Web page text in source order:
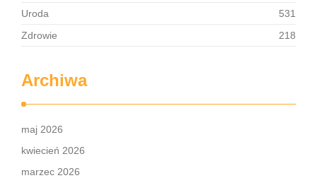
Uroda
531
Zdrowie
218
Archiwa
maj 2026
kwiecień 2026
marzec 2026